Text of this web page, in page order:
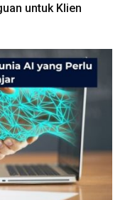
untuk Klien